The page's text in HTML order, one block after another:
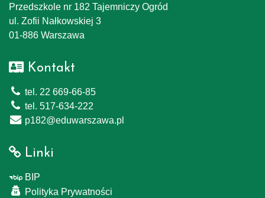
Przedszkole nr 182 Tajemniczy Ogród
ul. Zofii Nałkowskiej 3
01-886 Warszawa
Kontakt
tel. 22 669-66-85
tel. 517-634-222
p182@eduwarszawa.pl
Linki
BIP
Polityka Prywatności